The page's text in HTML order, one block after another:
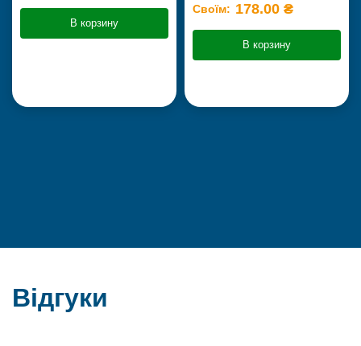
В корзину
Своїм: 178.00 ₴
В корзину
Відгуки